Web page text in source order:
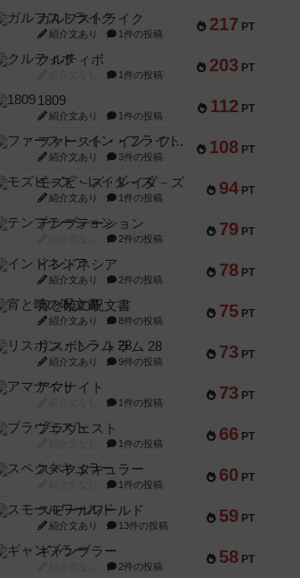
217 PT
ガルフストライク
紹介文あり 1件の投稿
203 PT
クルティボ
1件の投稿
112 PT
1809
紹介文あり 1件の投稿
108 PT
ファースト・イン・フライト
紹介文あり 3件の投稿
94 PT
モズビ－ズ・レイダ－ズ
紹介文あり 1件の投稿
79 PT
テンプテーション
2件の投稿
78 PT
インドネシア
紹介文あり 2件の投稿
75 PT
宵と暁の呪文書
紹介文あり 8件の投稿
73 PT
リスボン・トラム 28
紹介文あり 9件の投稿
73 PT
アマナイト
1件の投稿
66 PT
ブラヴェスト
1件の投稿
60 PT
スペクタキュラー
1件の投稿
59 PT
スモールワールド
紹介文あり 13件の投稿
58 PT
ギャンブラー
2件の投稿